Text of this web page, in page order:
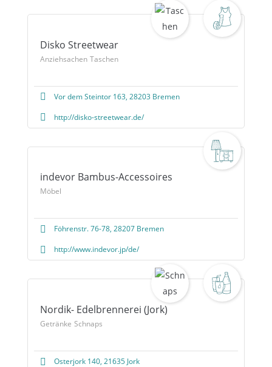
Disko Streetwear
Anziehsachen Taschen
Vor dem Steintor 163, 28203 Bremen
http://disko-streetwear.de/
indevor Bambus-Accessoires
Möbel
Föhrenstr. 76-78, 28207 Bremen
http://www.indevor.jp/de/
Nordik- Edelbrennerei (Jork)
Getränke Schnaps
Osterjork 140, 21635 Jork